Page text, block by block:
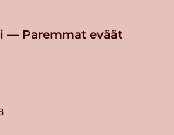
— Paremmat eväät